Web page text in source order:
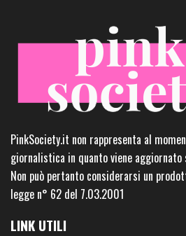
PinkSociety.it non rappresenta al
giornalistica in quanto viene aggiornato
Non può pertanto considerarsi un
legge n° 62 del 7.03.2001
LINK UTILI